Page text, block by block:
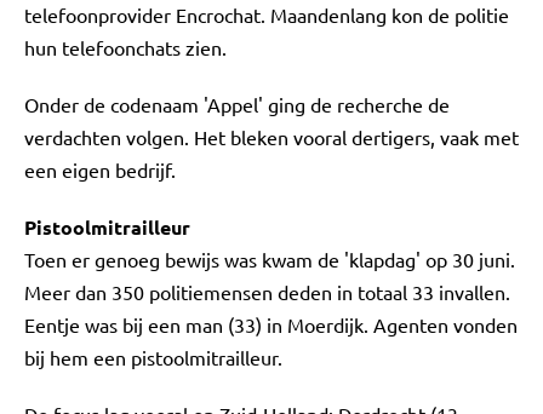
telefoonprovider Encrochat. Maandenlang kon de politie
hun telefoonchats zien.
Onder de codenaam 'Appel' ging de recherche de
verdachten volgen. Het bleken vooral dertigers, vaak met
een eigen bedrijf.
Pistoolmitrailleur
Toen er genoeg bewijs was kwam de 'klapdag' op 30 juni.
Meer dan 350 politiemensen deden in totaal 33 invallen.
Eentje was bij een man (33) in Moerdijk. Agenten vonden
bij hem een pistoolmitrailleur.